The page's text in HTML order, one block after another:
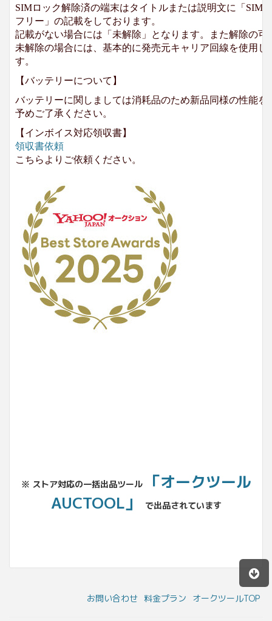
SIMロック解除済の端末はタイトルまたは説明文に「SIM
フリー」の記載をしております。
記載がない場合には「未解除」となります。また解除の可
未解除の場合には、基本的に発売元キャリア回線を使用
す。
【バッテリーについて】
バッテリーに関しましては消耗品のため新品同様の性能
予めご了承ください。
【インボイス対応領収書】
領収書依頼
こちらよりご依頼ください。
※ ストア対応の一括出品ツール
「オークツール
AUCTOOL」
で出品されています
お問い合わせ 料金プラン オークツールTOP